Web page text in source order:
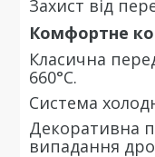
Захист від
Комфортне
Класична
660°C.
Система
Декоративна
випадання